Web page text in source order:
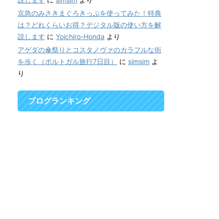
京急のみさきまぐろきっぷを使ってみた！特典
は？どれくらいお得？デジタル版の使い方を解
説します に Yoichiro-Honda より
アゲダの傘祭りとコスタノヴァのカラフルな街
を歩く（ポルトガル旅行7日目）
に simsim よ
り
ブログランキング